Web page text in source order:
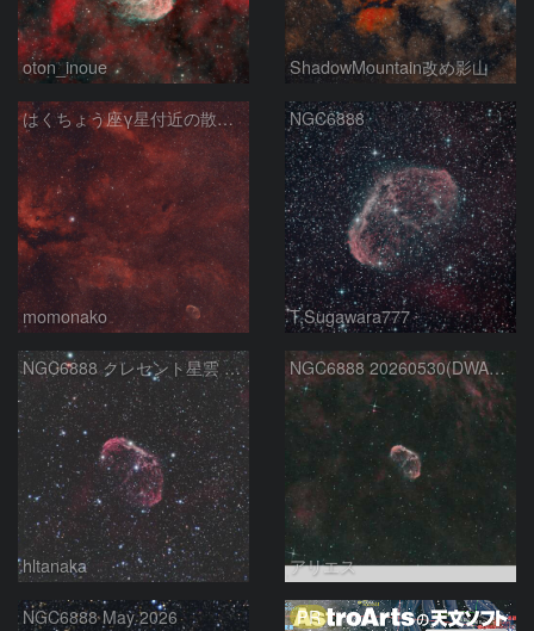
oton_inoue ShadowMountain改め影山
はくちょう座γ星付近の散光星雲 260614
momonako
NGC6888
T.Sugawara777
NGC6888 クレセント星雲 三日月星雲 はくちょう座
hltanaka
NGC6888 20260530(DWARF 3)
アリエス
NGC6888 May 2026 PR